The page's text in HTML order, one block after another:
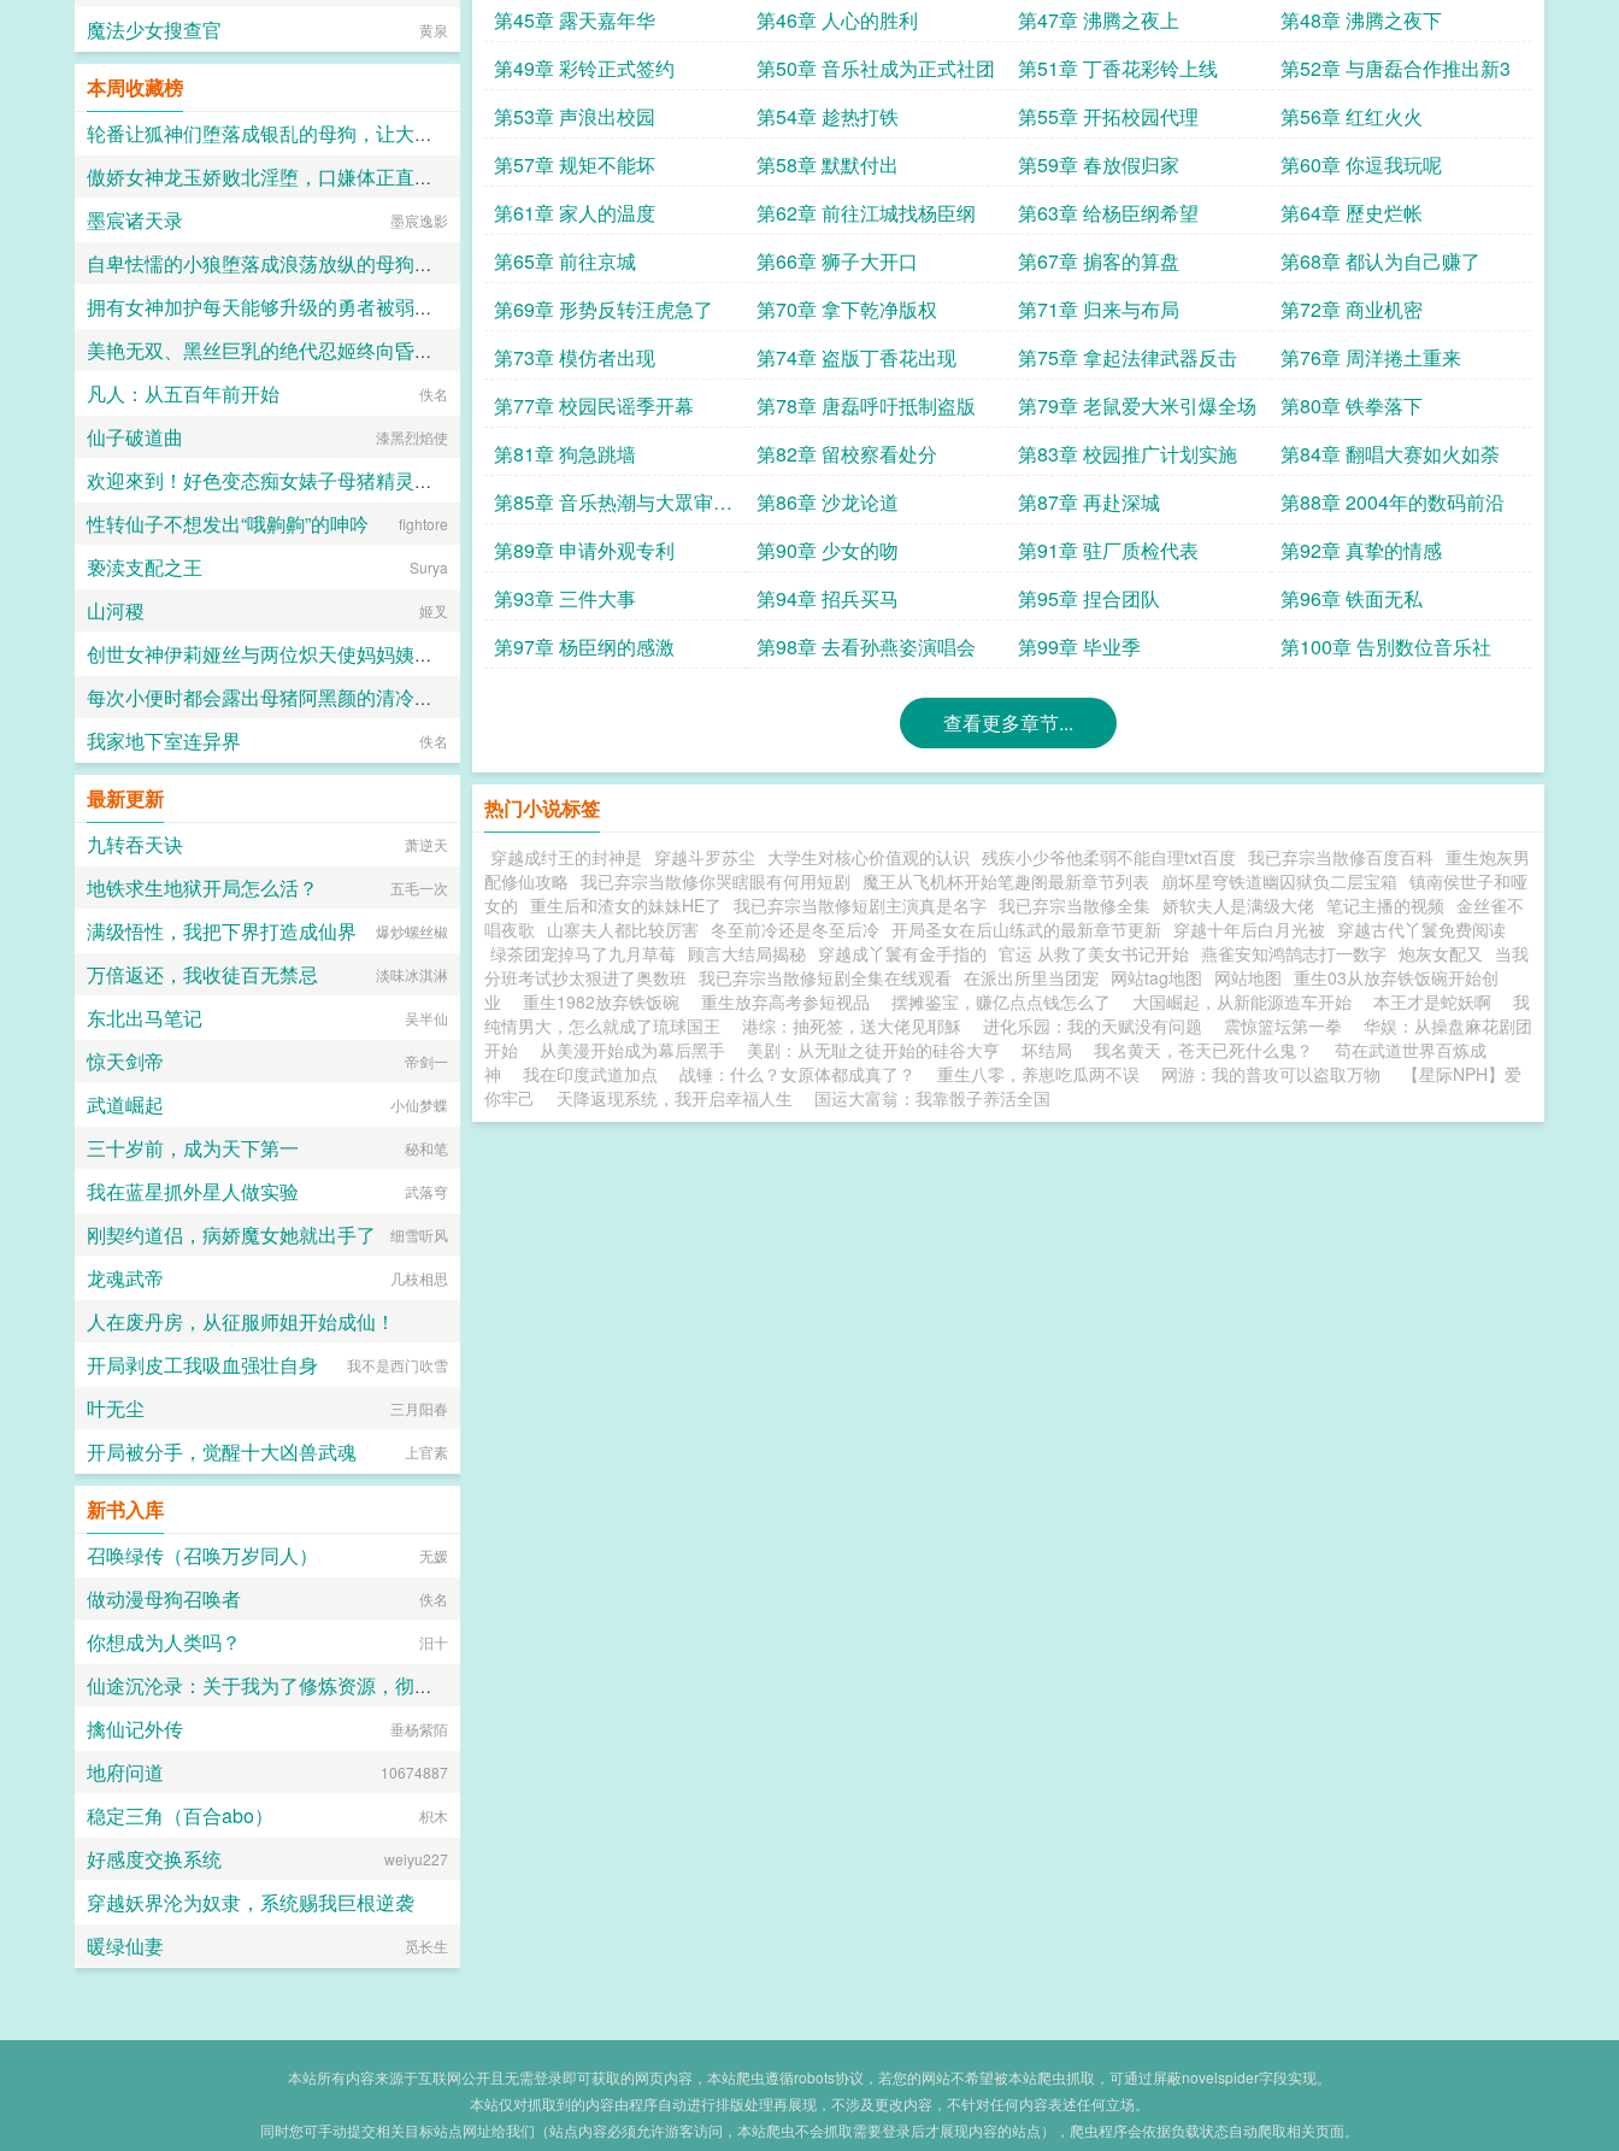
学
第45章 露天嘉年华
第46章 人心的胜利 第47章 沸腾之夜上
第48章 沸腾之夜下
第49章 彩铃正式签约
第50章 音乐社成为正式社团 第51章 丁香花彩铃上线
第52章 与唐磊合作推出新3
第53章 声浪出校园
第54章 趁热打铁 第55章 开拓校园代理
第56章 红红火火
第57章 规矩不能坏
第58章 默默付出 第59章 春放假归家
第60章 你逗我玩呢
第61章 家人的温度
第62章 前往江城找杨臣纲 第63章 给杨臣纲希望
第64章 歷史烂帐
第65章 前往京城
第66章 狮子大开口 第67章 掮客的算盘
第68章 都认为自己赚了
第69章 形势反转汪虎急了
第70章 拿下乾净版权 第71章 归来与布局
第72章 商业机密
第73章 模仿者出现
第74章 盗版丁香花出现 第75章 拿起法律武器反击
第76章 周洋捲土重来
第77章 校园民谣季开幕
第78章 唐磊呼吁抵制盗版 第79章 老鼠爱大米引爆全场
第80章 铁拳落下
第81章 狗急跳墙
第82章 留校察看处分 第83章 校园推广计划实施
第84章 翻唱大赛如火如荼
第85章 音乐热潮与大眾审美
质疑
第86章 沙龙论道 第87章 再赴深城
第88章 2004年的数码前沿
第89章 申请外观专利
第90章 少女的吻 第91章 驻厂质检代表
第92章 真挚的情感
第93章 三件大事
第94章 招兵买马 第95章 捏合团队
第96章 铁面无私
第97章 杨臣纲的感激
第98章 去看孙燕姿演唱会 第99章 毕业季 第100章 告別数位音乐社
查看更多章节...
热门小说标签
穿越成纣王的封神是 穿越斗罗苏尘 大学生对核心价值观的认识 残疾小少爷他柔弱不能自理txt百度 我已弃宗当散修百度百科 重生炮灰男
配修仙攻略 我已弃宗当散修你哭瞎眼有何用短剧 魔王从飞机杯开始笔趣阁最新章节列表 崩坏星穹铁道幽囚狱负二层宝箱 镇南侯世子和哑
女的 重生后和渣女的妹妹HE了 我已弃宗当散修短剧主演真是名字 我已弃宗当散修全集 娇软夫人是满级大佬 笔记主播的视频 金丝雀不
唱夜歌 山寨夫人都比较厉害 冬至前冷还是冬至后冷 开局圣女在后山练武的最新章节更新 穿越十年后白月光被 穿越古代丫鬟免费阅读
绿茶团宠掉马了九月草莓 顾言大结局揭秘 穿越成丫鬟有金手指的 官运 从救了美女书记开始 燕雀安知鸿鹄志打一数字 炮灰女配又
当我
分班考试抄太狠进了奥数班 我已弃宗当散修短剧全集在线观看 在派出所里当团宠 网站tag地图 网站地图 重生03从放弃铁饭碗开始创
业
重生1982放弃铁饭碗 重生放弃高考参短视品 摆摊鉴宝，赚亿点点钱怎么了 大国崛起，从新能源造车开始 本王才是蛇妖啊
我
纯情男大，怎么就成了琉球国王
港综：抽死签，送大佬见耶穌 进化乐园：我的天赋没有问题 震惊篮坛第一拳
华娱：从操盘麻花剧团
开始
从美漫开始成为幕后黑手 美剧：从无耻之徒开始的硅谷大亨 坏结局 我名黄天，苍天已死什么鬼？
苟在武道世界百炼成
神
我在印度武道加点 战锤：什么？女原体都成真了？ 重生八零，养崽吃瓜两不误 网游：我的普攻可以盗取万物
【星际NPH】爱
你牢己
天降返现系统，我开启幸福人生 国运大富翁：我靠骰子养活全国
飞鱼丸子喵
魔法少女搜查官 黄泉
本周收藏榜
轮番让狐神们堕落成银乱的母狗，让大家全都沦陷成喜欢被信徒群奸的淫神吧～
傲娇女神龙玉娇败北淫堕，口嫌体正直的沦为共生体的俘虏苗床
清酒
墨宸诸天录 墨宸逸影
自卑怯懦的小狼堕落成浪荡放纵的母狗一共需要多久？用快感洗刷掉一切自我和人格吧～
拥有女神加护每天能够升级的勇者被弱小却点满了吸取能力的魅魔当成自助等级提取机器饲养
美艳无双、黑丝巨乳的绝代忍姬终向昏君献上蜜牝甘承雨露
炽热的余烬
凡人：从五百年前开始 佚名
仙子破道曲 漆黑烈焰使
欢迎來到！好色变态痴女婊子母猪精灵的森林
indainoyakou
性转仙子不想发出“哦齁齁”的呻吟 fightore
亵渎支配之王 Surya
山河稷 姬叉
创世女神伊莉娅丝与两位炽天使妈妈姨妈一起输给勇者的肉棒，神国沦陷成为新神王的永世肉便器
愛と税のために
每次小便时都会露出母猪阿黑颜的清冷仙母
小鹿斑比
我家地下室连异界 佚名
最新更新
九转吞天诀
萧逆天
地铁求生地狱开局怎么活？ 五毛一次
满级悟性，我把下界打造成仙界 爆炒螺丝椒
万倍返还，我收徒百无禁忌 淡味冰淇淋
东北出马笔记 吴半仙
惊天剑帝 帝剑一
武道崛起 小仙梦蝶
三十岁前，成为天下第一 秘和笔
我在蓝星抓外星人做实验 武落穹
刚契约道侣，病娇魔女她就出手了 细雪听风
龙魂武帝 几枝相思
人在废丹房，从征服师姐开始成仙！
伽蓝之梦
开局剥皮工我吸血强壮自身 我不是西门吹雪
叶无尘 三月阳春
开局被分手，觉醒十大凶兽武魂 上官素
新书入库
召唤绿传（召唤万岁同人）
无媛
做动漫母狗召唤者 佚名
你想成为人类吗？ 汨十
仙途沉沦录：关于我为了修炼资源，彻底恶堕成仙门母畜这件事
画眉桃
擒仙记外传 垂杨紫陌
地府问道 10674887
稳定三角（百合abo） 枳木
好感度交换系统 weiyu227
穿越妖界沦为奴隶，系统赐我巨根逆袭
lzymyyear
暖绿仙妻 觅长生
本站所有内容来源于互联网公开且无需登录即可获取的网页内容，本站爬虫遵循robots协议，若您的网站不希望被本站爬虫抓取，可通过屏蔽novelspider字段实现。
本站仅对抓取到的内容由程序自动进行排版处理再展现，不涉及更改内容，不针对任何内容表述任何立场。
同时您可手动提交相关目标站点网址给我们（站点内容必须允许游客访问，本站爬虫不会抓取需要登录后才展现内容的站点），爬虫程序会依据负载状态自动爬取相关页面。